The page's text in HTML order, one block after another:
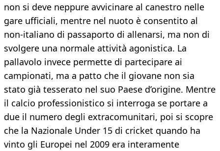
non si deve neppure avvicinare al canestro nelle
gare ufficiali, mentre nel nuoto è consentito al
non-italiano di passaporto di allenarsi, ma non di
svolgere una normale attività agonistica. La
pallavolo invece permette di partecipare ai
campionati, ma a patto che il giovane non sia
stato già tesserato nel suo Paese d’origine. Mentre
il calcio professionistico si interroga se portare a
due il numero degli extracomunitari, poi si scopre
che la Nazionale Under 15 di cricket quando ha
vinto gli Europei nel 2009 era interamente